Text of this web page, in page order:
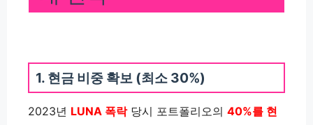
1. 현금 비중 확보 (최소 30%)
2023년 LUNA 폭락당시 포트폴리오의 40%를 현